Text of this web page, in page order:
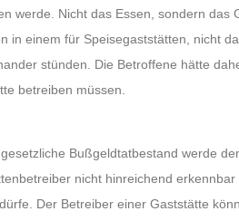
werde. Nicht das Essen, sondern das
in einem für Speisegaststätten, nicht
stünden. Die Betroffene hätte
betreiben müssen.
Bußgeldtatbestand werde
nicht hinreichend erkennbar
Der Betreiber einer Gaststätte